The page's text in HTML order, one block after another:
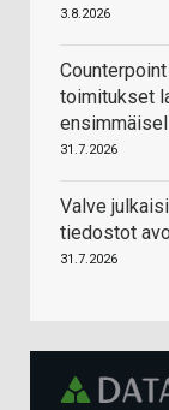
3.8.2026
toimitukset
31.7.2026
Valve
tiedostot
31.7.2026